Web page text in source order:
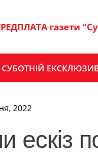
газети
СУБОТНІЙ
2022
ескіз